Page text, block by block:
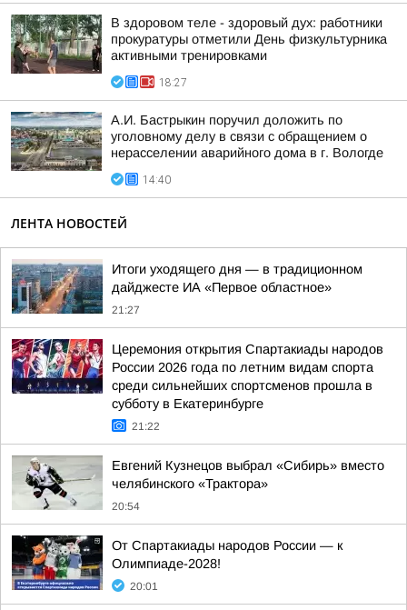
В здоровом теле - здоровый дух: работники
прокуратуры отметили День физкультурника
активными тренировками
18:27
А.И. Бастрыкин поручил доложить по
уголовному делу в связи с обращением о
нерасселении аварийного дома в г. Вологде
14:40
ЛЕНТА НОВОСТЕЙ
Итоги уходящего дня — в традиционном
дайджесте ИА «Первое областное»
21:27
Церемония открытия Спартакиады народов
России 2026 года по летним видам спорта
среди сильнейших спортсменов прошла в
субботу в Екатеринбурге
21:22
Евгений Кузнецов выбрал «Сибирь» вместо
челябинского «Трактора»
20:54
От Спартакиады народов России — к
Олимпиаде-2028!
20:01